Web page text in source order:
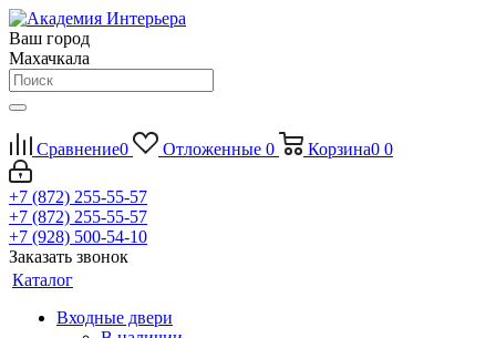
Ваш город
Махачкала
Сравнение0 Отложенные 0 Корзина0 0
+7 (872) 255-55-57
+7 (872) 255-55-57
+7 (928) 500-54-10
Заказать звонок
Каталог
Входные двери